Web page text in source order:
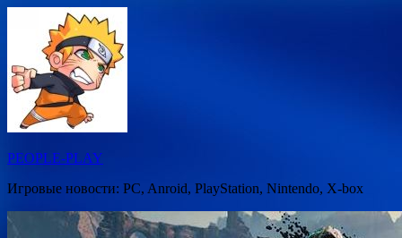
содержимому
PEOPLE-PLAY
Игровые новости: PC, Anroid, PlayStation, Nintendo, X-box